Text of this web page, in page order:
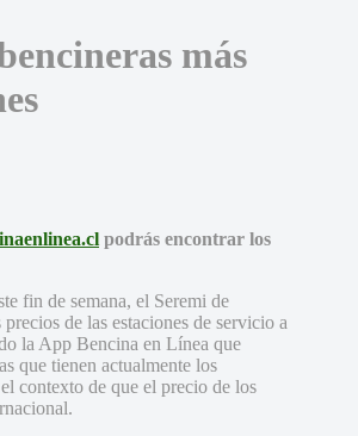
más
podrás encontrar los
fin de semana, el Seremi de
de las estaciones de servicio a
la App Bencina en Línea que
que tienen actualmente los
contexto de que el precio de los